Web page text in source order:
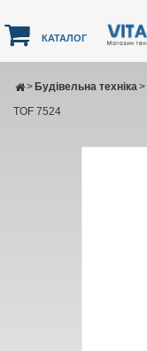
КАТАЛОГ
Будівельна техніка
> >
TOF 7524